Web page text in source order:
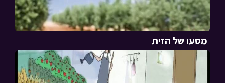
מסעו של הזית